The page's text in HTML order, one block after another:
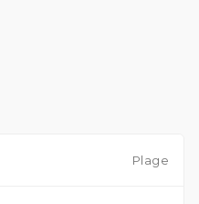
Plage